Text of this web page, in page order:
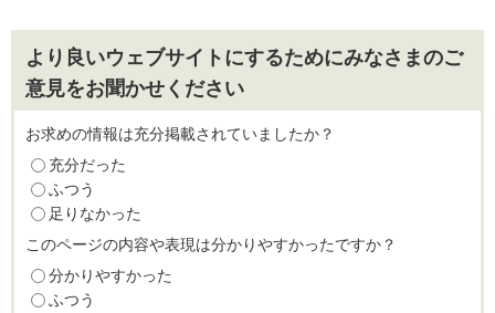
より良いウェブサイトにするためにみなさまのご
意見をお聞かせください
お求めの情報は充分掲載されていましたか？
充分だった
ふつう
足りなかった
このページの内容や表現は分かりやすかったですか？
分かりやすかった
ふつう